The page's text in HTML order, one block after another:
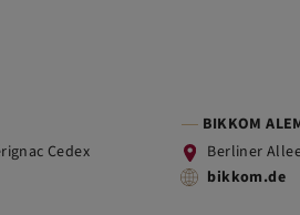
Cedex
BIKKOM
Berliner
bikkom.de